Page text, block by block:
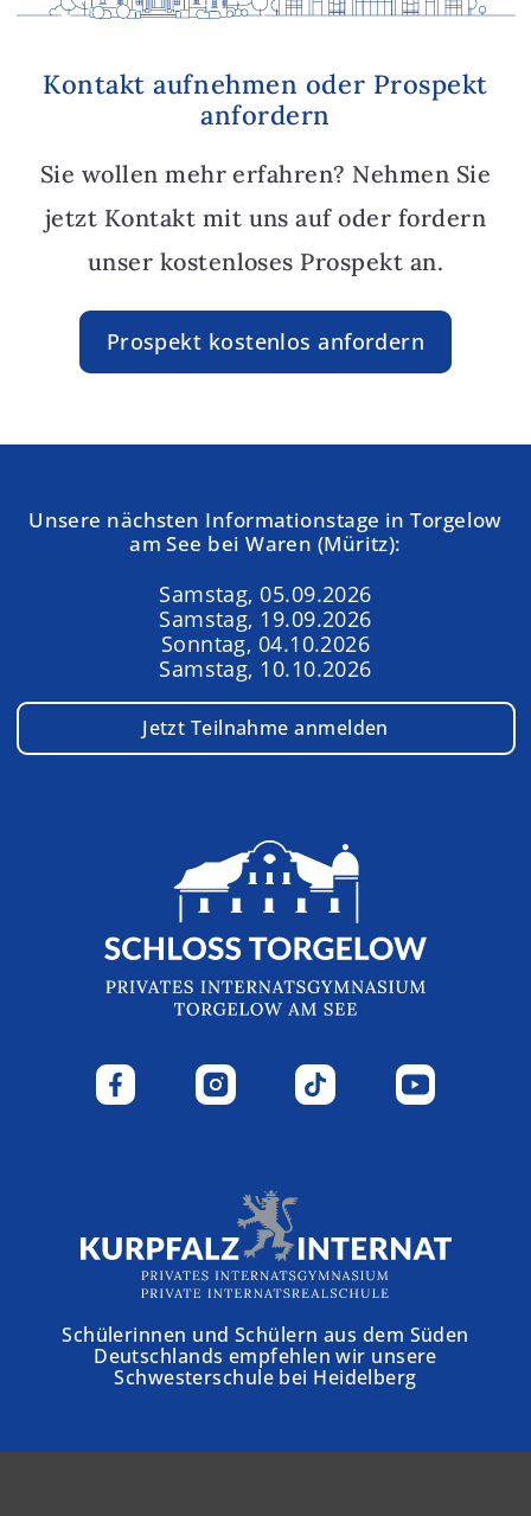
Kontakt aufnehmen oder Prospekt
anfordern
Sie wollen mehr erfahren? Nehmen Sie
jetzt Kontakt mit uns auf oder fordern
unser kostenloses Prospekt an.
Prospekt kostenlos anfordern
Unsere nächsten Informationstage in Torgelow
am See bei Waren (Müritz):
Samstag, 05.09.2026
Samstag, 19.09.2026
Sonntag, 04.10.2026
Samstag, 10.10.2026
Jetzt Teilnahme anmelden
Schülerinnen und Schülern aus dem Süden
Deutschlands empfehlen wir unsere
Schwesterschule bei Heidelberg